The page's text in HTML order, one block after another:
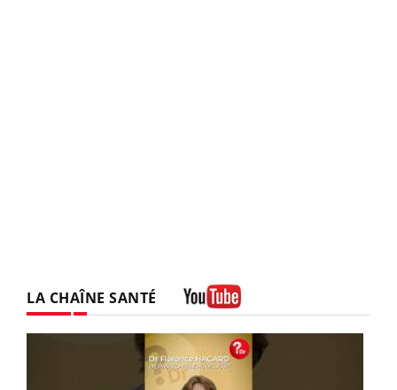
LA CHAÎNE SANTÉ